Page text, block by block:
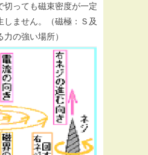
切っても磁束密度が一定
しません。（磁極：Ｓ及
の強い場所）